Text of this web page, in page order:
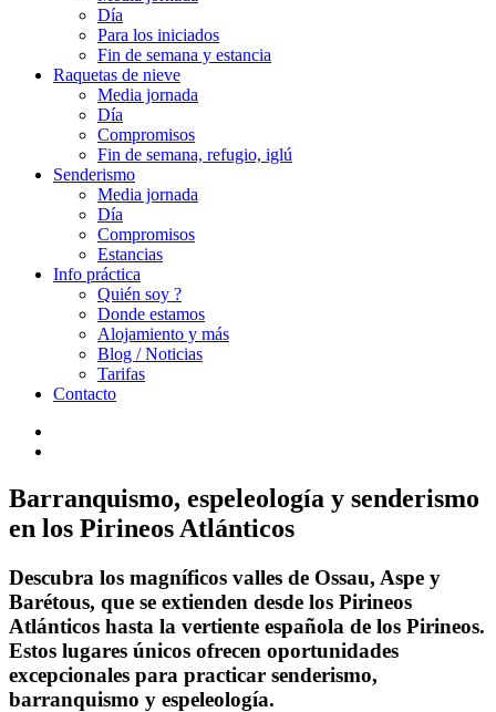
Día
Para los iniciados
Fin de semana y estancia
Raquetas de nieve
Media jornada
Día
Compromisos
Fin de semana, refugio, iglú
Senderismo
Media jornada
Día
Compromisos
Estancias
Info práctica
Quién soy ?
Donde estamos
Alojamiento y más
Blog / Noticias
Tarifas
Contacto
Barranquismo, espeleología y senderismo
en los Pirineos Atlánticos
Descubra los magníficos valles de Ossau, Aspe y
Barétous, que se extienden desde los Pirineos
Atlánticos hasta la vertiente española de los Pirineos.
Estos lugares únicos ofrecen oportunidades
excepcionales para practicar senderismo,
barranquismo y espeleología.